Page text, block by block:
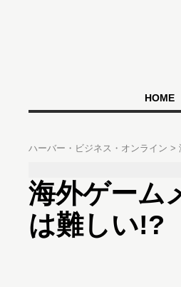
HOME
ハーバー・ビジネス・オンライン
海外ゲーム
は難しい!?